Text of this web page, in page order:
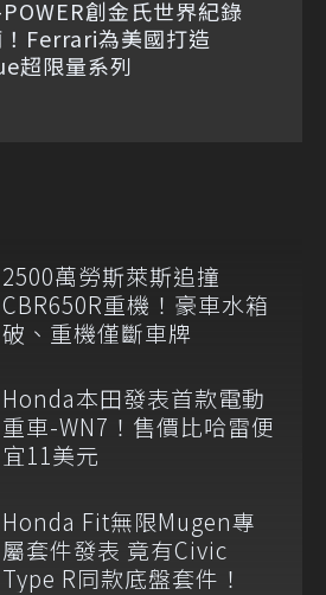
創金氏世界紀錄
Ferrari為美國打造
超限量系列
2500萬勞斯萊斯追撞
CBR650R重機！豪車水箱
破、重機僅斷車牌
Honda本田發表首款電動
重車-WN7！售價比哈雷便
宜11美元
Honda Fit無限Mugen專
屬套件發表 竟有Civic
Type R同款底盤套件！